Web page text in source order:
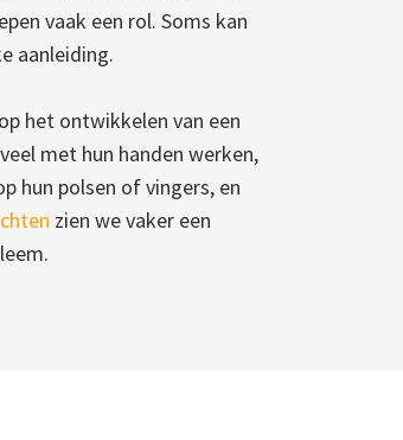
vaak een rol. Soms kan
aanleiding.
het ontwikkelen van een
met hun handen werken,
hun polsen of vingers, en
zien we vaker een